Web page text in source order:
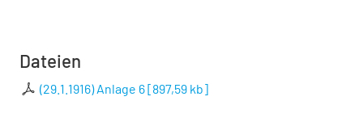
Dateien
(29.1.1916) Anlage 6[897,59 kb]